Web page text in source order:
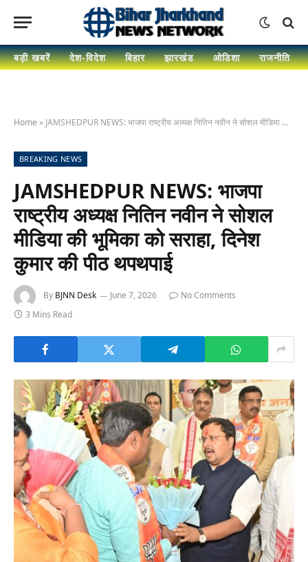
बड़ी खबरें देश-विदेश बिहार झारखंड ओडिशा राजनीति
Home » JAMSHEDPUR NEWS: भाजपा राष्ट्रीय अध्यक्ष नितिन नवीन ने सोशल मीडिया की भूमिका को सराहा, दिनेश कुमार की पीठ थपथपाई
BREAKING NEWS
JAMSHEDPUR NEWS: भाजपा
राष्ट्रीय अध्यक्ष नितिन नवीन ने सोशल
मीडिया की भूमिका को सराहा, दिनेश
कुमार की पीठ थपथपाई
By BJNN Desk June 7, 2026
No Comments
3 Mins Read